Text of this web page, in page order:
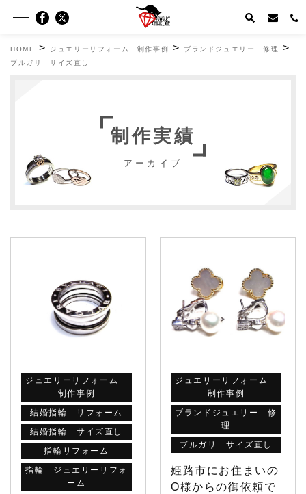
HOME > ジュエリーリフォーム 制作事例 > ブランドジュエリー 修理 >
ブルガリ サイズ直し
制作実績
アーカイブ
ジュエリーリフォーム
制作事例
結婚指輪 リフォーム
結婚指輪 サイズ直し
指輪リフォーム
指輪 ジュエリーリフォ
ーム
ジュエリーリフォーム
制作事例
ブランドジュエリー 修
理
ブルガリ サイズ直し
姫路市にお住まいの
O様からの御依頼で